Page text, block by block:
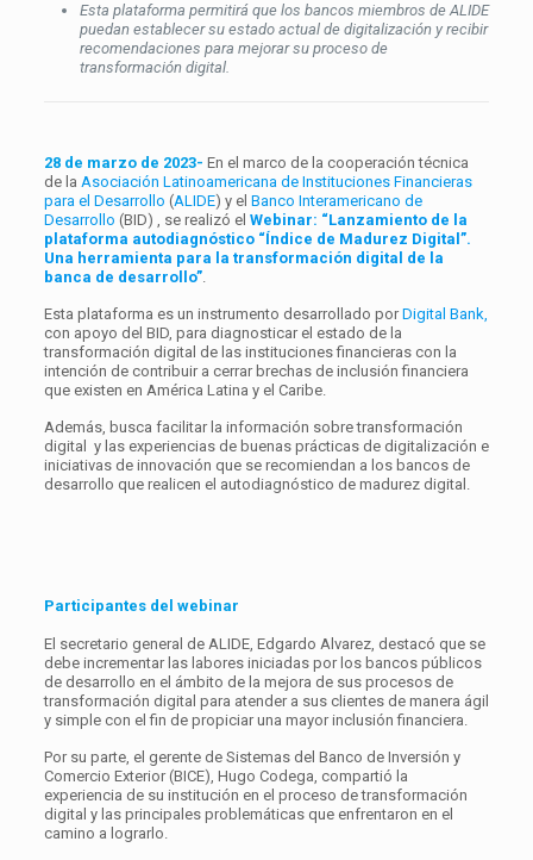
Esta plataforma permitirá que los bancos miembros de ALIDE
puedan establecer su estado actual de digitalización y recibir
recomendaciones para mejorar su proceso de
transformación digital.
28 de marzo de 2023- En el marco de la cooperacióntécnica
de la Asociación Latinoamericana de Instituciones Financieras
para el Desarrollo (ALIDE) y el Banco Interamericano de
Desarrollo (BID) , se realizó el Webinar: “Lanzamiento de la
plataforma autodiagnóstico “Índice de Madurez Digital”.
Una herramienta para la transformación digital de la
banca de desarrollo”.
Esta plataforma es un instrumento desarrollado por Digital Bank,
con apoyo del BID, para diagnosticar el estado de la
transformación digital de las instituciones financieras con la
intención de contribuir a cerrar brechas de inclusión financiera
que existen en América Latina y el Caribe.
Además, busca facilitar la información sobre transformación
digital y las experiencias de buenas prácticas de digitalización e
iniciativas de innovación que se recomiendan a los bancos de
desarrollo que realicen el autodiagnóstico de madurez digital.
Participantes del webinar
El secretario general de ALIDE, Edgardo Alvarez, destacó que se
debe incrementar las labores iniciadas por los bancos públicos
de desarrollo en el ámbito de la mejora de sus procesos de
transformación digital para atender a sus clientes de manera ágil
y simple con el fin de propiciar una mayor inclusión financiera.
Por su parte, el gerente de Sistemas del Banco de Inversión y
Comercio Exterior(BICE), Hugo Codega, compartió la
experiencia de su institución en el proceso de transformación
digital y las principales problemáticas que enfrentaron en el
camino a lograrlo.